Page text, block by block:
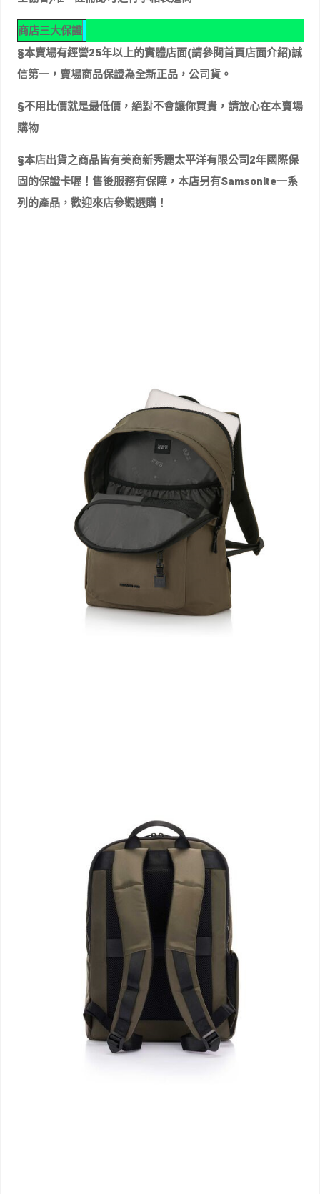
商店三大保證
§本賣場有經營25年以上的實體店面(請參閱首頁店面介紹)誠
信第一，賣場商品保證為全新正品，公司貨。
§不用比價就是最低價，絕對不會讓你買貴，請放心在本賣場
購物
§本店出貨之商品皆有美商新秀麗太平洋有限公司2年國際保
固的保證卡喔！售後服務有保障，本店另有Samsonite一系
列的產品，歡迎來店參觀選購！